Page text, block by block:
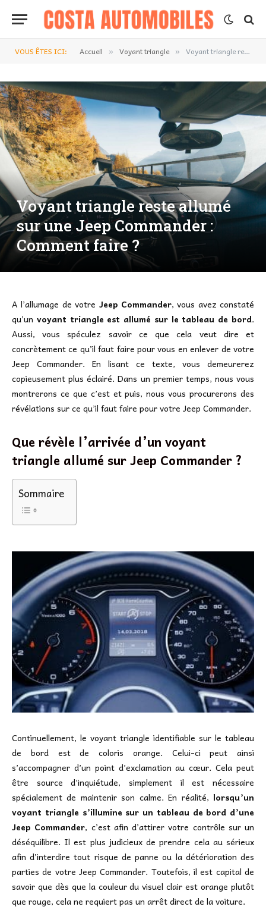
VOUS ÊTES ICI: Accueil » Voyant triangle » Voyant triangle reste allumé sur une Jeep Commander : Comment faire ?
Voyant triangle reste allumé
sur une Jeep Commander :
Comment faire ?
A l’allumage de votre Jeep Commander, vous avez constaté
qu’un voyant triangle est allumé sur le tableau de bord.
Aussi, vous spéculez savoir ce que cela veut dire et
concrètement ce qu’il faut faire pour vous en enlever de votre
Jeep Commander. En lisant ce texte, vous demeurerez
copieusement plus éclairé. Dans un premier temps, nous vous
montrerons ce que c’est et puis, nous vous procurerons des
révélations sur ce qu’il faut faire pour votre Jeep Commander.
Que révèle l’arrivée d’un voyant
triangle allumé sur Jeep Commander ?
Sommaire
Continuellement, le voyant triangle identifiable sur le tableau
de bord est de coloris orange. Celui-ci peut ainsi
s’accompagner d’un point d’exclamation au cœur. Cela peut
être source d’inquiétude, simplement il est nécessaire
spécialement de maintenir son calme. En réalité, lorsqu’un
voyant triangle s’illumine sur un tableau de bord d’une
Jeep Commander, c’est afin d’attirer votre contrôle sur un
déséquilibre. Il est plus judicieux de prendre cela au sérieux
afin d’interdire tout risque de panne ou la détérioration des
parties de votre Jeep Commander. Toutefois, il est capital de
savoir que dès que la couleur du visuel clair est orange plutôt
que rouge, cela ne requiert pas un arrêt direct de la voiture.